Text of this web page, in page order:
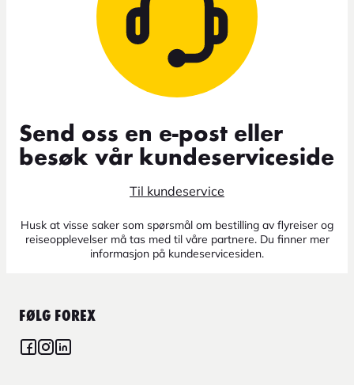
Send oss en e-post eller
besøk vår kundeserviceside
Til kundeservice
Husk at visse saker som spørsmål om bestilling av flyreiser og
reiseopplevelser må tas med til våre partnere. Du finner mer
informasjon på kundeservicesiden.
FØLG FOREX